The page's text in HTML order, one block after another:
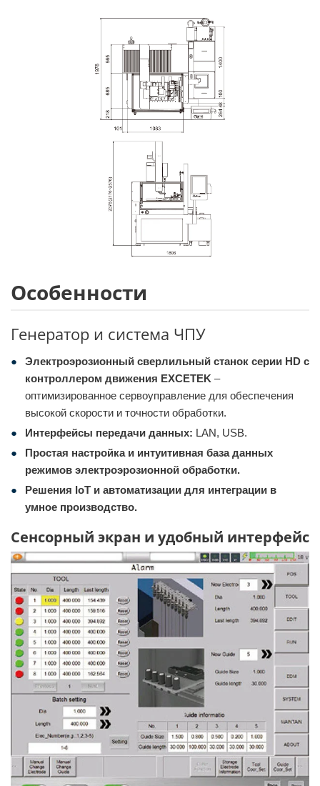
Особенности
Генератор и система ЧПУ
Электроэрозионный сверлильный станок серии HD с
контроллером движения EXCETEK –
оптимизированное сервоуправление для обеспечения
высокой скорости и точности обработки.
Интерфейсы передачи данных: LAN, USB.
Простая настройка и интуитивная база данных
режимов электроэрозионной обработки.
Решения IoT и автоматизации для интеграции в
умное производство.
Сенсорный экран и удобный интерфейс